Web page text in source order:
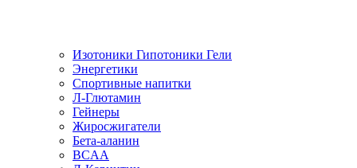
Изотоники Гипотоники Гели
Энергетики
Спортивные напитки
Л-Глютамин
Гейнеры
Жиросжигатели
Бета-аланин
BCAA